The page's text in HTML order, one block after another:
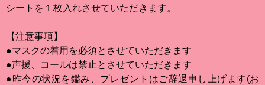
シートを１枚入れさせていただきます。
【注意事項】
●マスクの着用を必須とさせていただきます
●声援、コールは禁止とさせていただきます
●昨今の状況を鑑み、プレゼントはご辞退申し上げます(お